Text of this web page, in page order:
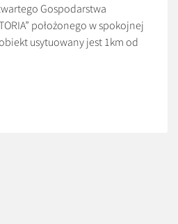
Gospodarstwa
położonego w spokojnej
usytuowany jest 1km od
i Rezerwatu Krzemionki, 5km
Turystycznego,10 km od
Porcelany w Ćmielowie”,35km
Magonie przechodzi